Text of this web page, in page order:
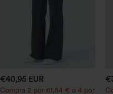
€40,95 EUR
Compra 2 por 61,54 € o 4 por